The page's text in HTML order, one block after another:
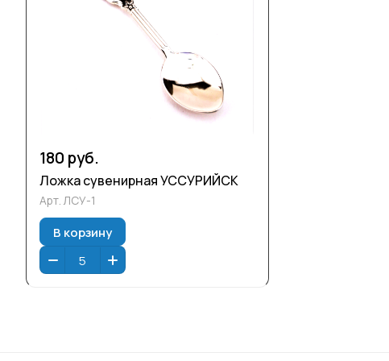
180 руб.
Ложка сувенирная УССУРИЙСК
Арт. ЛСУ-1
В корзину